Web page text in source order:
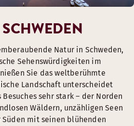
Natur in Schweden,
Sehenswürdigkeiten im
Sie das weltberühmte
Landschaft unterscheidet
sehr stark – der Norden
Wäldern, unzähligen Seen
Süden mit seinen blühenden